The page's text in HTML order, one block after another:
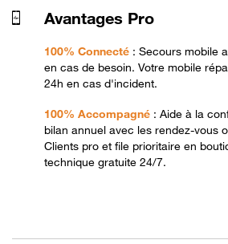
Avantages Pro
100% Connecté : Secours mobile
en cas de besoin. Votre mobile
24h en cas d'incident.
100% Accompagné : Aide à la
bilan annuel avec les rendez-vous
Clients pro et file prioritaire en
technique gratuite 24/7.